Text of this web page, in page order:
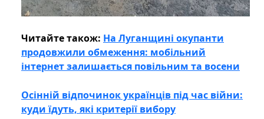
Читайте також: На Луганщині окупанти
продовжили обмеження: мобільний
інтернет залишається повільним та восени
Осінній відпочинок українців під час війни:
куди їдуть, які критерії вибору